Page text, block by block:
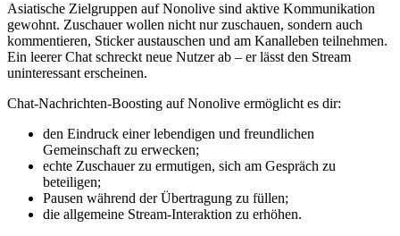
Asiatische Zielgruppen auf Nonolive sind aktive Kommunikation
gewohnt. Zuschauer wollen nicht nur zuschauen, sondern auch
kommentieren, Sticker austauschen und am Kanalleben teilnehmen.
Ein leerer Chat schreckt neue Nutzer ab – er lässt den Stream
uninteressant erscheinen.
Chat-Nachrichten-Boosting auf Nonolive ermöglicht es dir:
den Eindruck einer lebendigen und freundlichen
Gemeinschaft zu erwecken;
echte Zuschauer zu ermutigen, sich am Gespräch zu
beteiligen;
Pausen während der Übertragung zu füllen;
die allgemeine Stream-Interaktion zu erhöhen.